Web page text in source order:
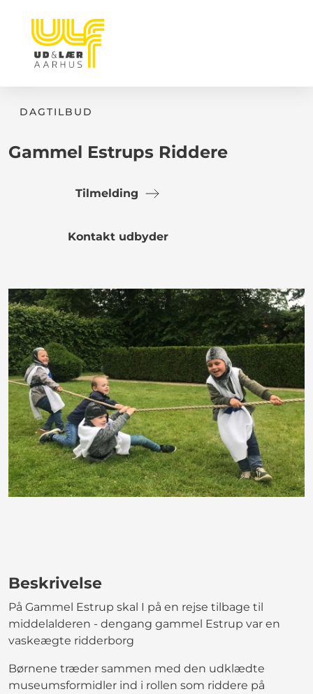
DAGTILBUD
Gammel Estrups Riddere
Tilmelding
Kontakt udbyder
Beskrivelse
På Gammel Estrup skal I på en rejse tilbage til
middelalderen - dengang gammel Estrup var en
vaskeægte ridderborg
Børnene træder sammen med den udklædte
museumsformidler ind i rollen som riddere på